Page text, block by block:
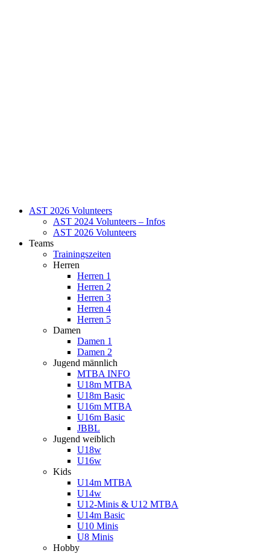
AST 2026 Volunteers
AST 2024 Volunteers – Infos
AST 2026 Volunteers
Teams
Trainingszeiten
Herren
Herren 1
Herren 2
Herren 3
Herren 4
Herren 5
Damen
Damen 1
Damen 2
Jugend männlich
MTBA INFO
U18m MTBA
U18m Basic
U16m MTBA
U16m Basic
JBBL
Jugend weiblich
U18w
U16w
Kids
U14m MTBA
U14w
U12-Minis & U12 MTBA
U14m Basic
U10 Minis
U8 Minis
Hobby